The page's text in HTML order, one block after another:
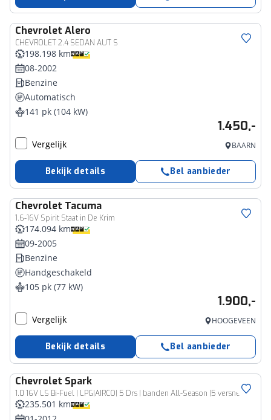
Chevrolet Alero
CHEVROLET 2.4 SEDAN AUT S
198.198 km
08-2002
Benzine
Automatisch
141 pk (104 kW)
1.450,-
Vergelijk BAARN
Bekijk details Bel aanbieder
Chevrolet Tacuma
1.6-16V Spirit Staat in De Krim
174.094 km
09-2005
Benzine
Handgeschakeld
105 pk (77 kW)
1.900,-
Vergelijk HOOGEVEEN
Bekijk details Bel aanbieder
Chevrolet Spark
1.0 16V LS Bi-Fuel | LPG|AIRCO| 5 Drs | banden All-Season |5 versnellingen
235.501 km